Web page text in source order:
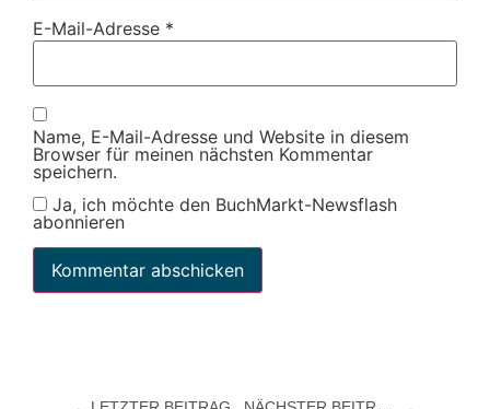
E-Mail-Adresse *
Name, E-Mail-Adresse und Website in diesem
Browser für meinen nächsten Kommentar
speichern.
Ja, ich möchte den BuchMarkt-Newsflash
abonnieren